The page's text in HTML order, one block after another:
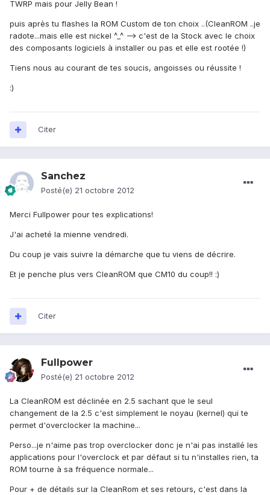
TWRP mais pour Jelly Bean !
puis après tu flashes la ROM Custom de ton choix ..(CleanROM ..je
radote...mais elle est nickel ^_^ --> c'est de la Stock avec le choix
des composants logiciels à installer ou pas et elle est rootée !)
Tiens nous au courant de tes soucis, angoisses ou réussite !
:)
Citer
Sanchez
Posté(e) 21 octobre 2012
Merci Fullpower pour tes explications!
J'ai acheté la mienne vendredi.
Du coup je vais suivre la démarche que tu viens de décrire.
Et je penche plus vers CleanROM que CM10 du coup!! :)
Citer
Fullpower
Posté(e) 21 octobre 2012
La CleanROM est déclinée en 2.5 sachant que le seul
changement de la 2.5 c'est simplement le noyau (kernel) qui te
permet d'overclocker la machine...
Perso...je n'aime pas trop overclocker donc je n'ai pas installé les
applications pour l'overclock et par défaut si tu n'installes rien, ta
ROM tourne à sa fréquence normale...
Pour + de détails sur la CleanRom et ses retours, c'est dans la